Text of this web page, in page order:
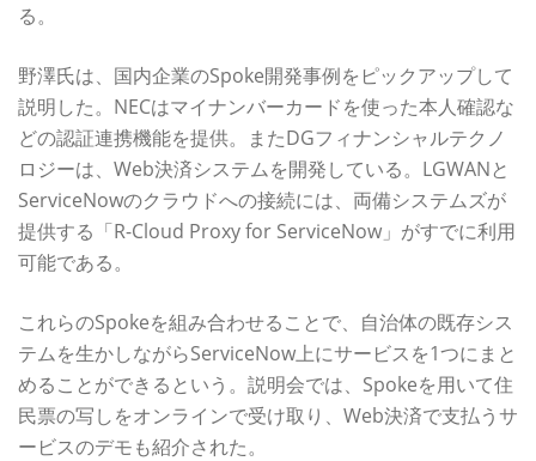
る。
野澤氏は、国内企業のSpoke開発事例をピックアップして
説明した。NECはマイナンバーカードを使った本人確認な
どの認証連携機能を提供。またDGフィナンシャルテクノ
ロジーは、Web決済システムを開発している。LGWANと
ServiceNowのクラウドへの接続には、両備システムズが
提供する「R-Cloud Proxy for ServiceNow」がすでに利用
可能である。
これらのSpokeを組み合わせることで、自治体の既存シス
テムを生かしながらServiceNow上にサービスを1つにまと
めることができるという。説明会では、Spokeを用いて住
民票の写しをオンラインで受け取り、Web決済で支払うサ
ービスのデモも紹介された。